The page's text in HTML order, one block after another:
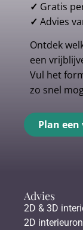
✓ Gratis
✓ Advies
Ontdek
een
Vul het
zo snel
Plan
Advies
2D & 3D
2D